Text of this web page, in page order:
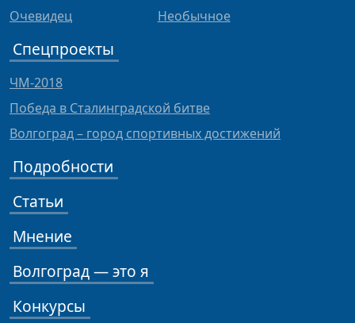
Очевидец
Необычное
Спецпроекты
ЧМ-2018
Победа в Сталинградской битве
Волгоград – город спортивных достижений
Подробности
Статьи
Мнение
Волгоград — это я
Конкурсы